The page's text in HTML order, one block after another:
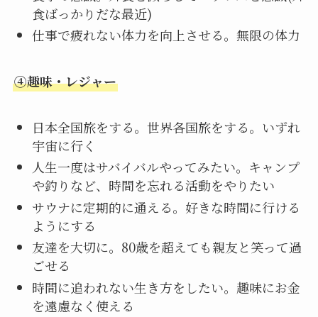
食ばっかりだな最近)
仕事で疲れない体力を向上させる。無限の体力
④趣味・レジャー
日本全国旅をする。世界各国旅をする。いずれ
宇宙に行く
人生一度はサバイバルやってみたい。キャンプ
や釣りなど、時間を忘れる活動をやりたい
サウナに定期的に通える。好きな時間に行ける
ようにする
友達を大切に。80歳を超えても親友と笑って過
ごせる
時間に追われない生き方をしたい。趣味にお金
を遠慮なく使える